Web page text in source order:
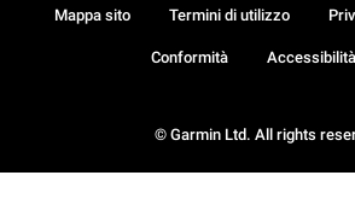
© Garmin Ltd. All rights
Mappa sito Termini di utilizzo
Conformità